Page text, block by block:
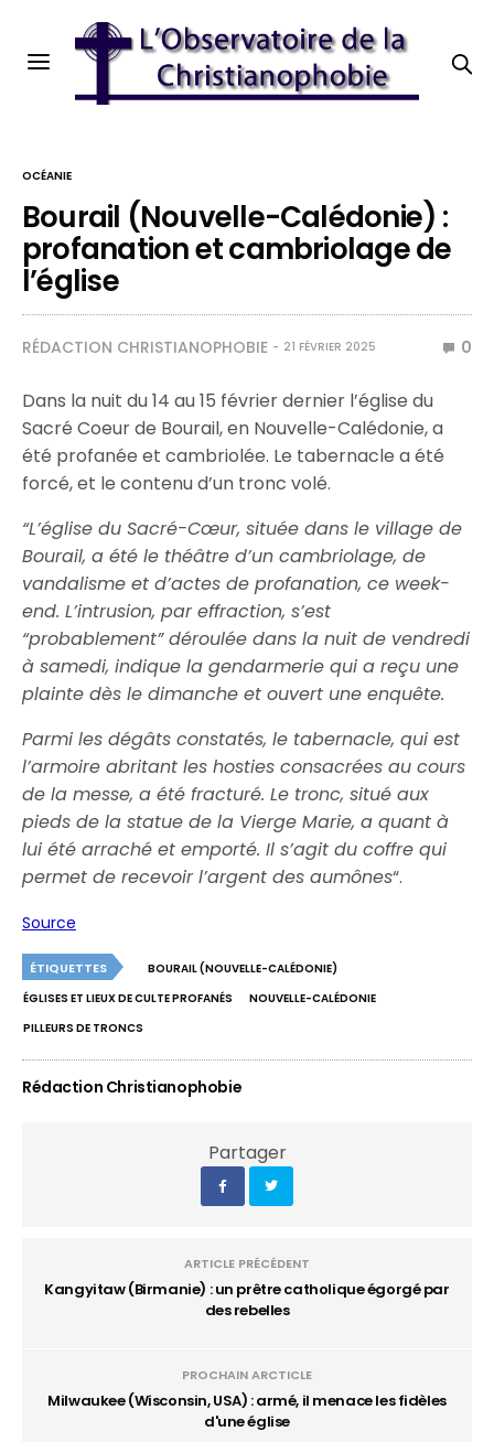
OCÉANIE
Bourail (Nouvelle-Calédonie) :
profanation et cambriolage de
l’église
RÉDACTION CHRISTIANOPHOBIE 21 FÉVRIER 2025 0
Dans la nuit du 14 au 15 février dernier l’église du
Sacré Coeur de Bourail, en Nouvelle-Calédonie, a
été profanée et cambriolée. Le tabernacle a été
forcé, et le contenu d’un tronc volé.
“L’église du Sacré-Cœur, située dans le village de
Bourail, a été le théâtre d’un cambriolage, de
vandalisme et d’actes de profanation, ce week-
end. L’intrusion, par effraction, s’est
“probablement” déroulée dans la nuit de vendredi
à samedi, indique la gendarmerie qui a reçu une
plainte dès le dimanche et ouvert une enquête.
Parmi les dégâts constatés, le tabernacle, qui est
l’armoire abritant les hosties consacrées au cours
de la messe, a été fracturé. Le tronc, situé aux
pieds de la statue de la Vierge Marie, a quant à
lui été arraché et emporté. Il s’agit du coffre qui
permet de recevoir l’argent des aumônes“.
Source
ÉTIQUETTES
BOURAIL (NOUVELLE-CALÉDONIE)
ÉGLISES ET LIEUX DE CULTE PROFANÉS
NOUVELLE-CALÉDONIE
PILLEURS DE TRONCS
Rédaction Christianophobie
Partager
ARTICLE PRÉCÉDENT
Kangyitaw (Birmanie) : un prêtre catholique égorgé par
des rebelles
PROCHAIN ARCTICLE
Milwaukee (Wisconsin, USA) : armé, il menace les fidèles
d'une église